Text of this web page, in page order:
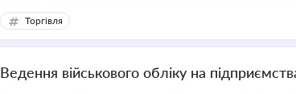
Торгівля
Ведення військового обліку на